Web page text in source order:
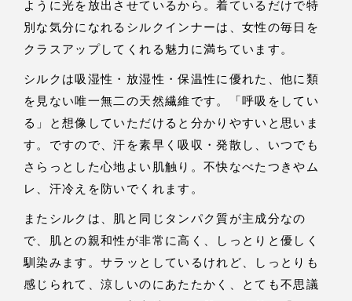
ように光を放出させているから。着ているだけで特
別な気分になれるシルクインナーは、女性の毎日を
クラスアップしてくれる魅力に満ちています。
シルクは吸湿性・放湿性・保温性に優れた、他に類
を見ない唯一無二の天然繊維です。「呼吸をしてい
る」と想像していただけると分かりやすいと思いま
す。ですので、汗を素早く吸収・発散し、いつでも
さらっとした心地よい肌触り。不快なべたつきやム
レ、汗冷えを防いでくれます。
またシルクは、肌と同じタンパク質が主成分なの
で、肌との親和性が非常に高く、しっとりと優しく
馴染みます。サラッとしているけれど、しっとりも
感じられて、涼しいのにあたたかく、とても不思議